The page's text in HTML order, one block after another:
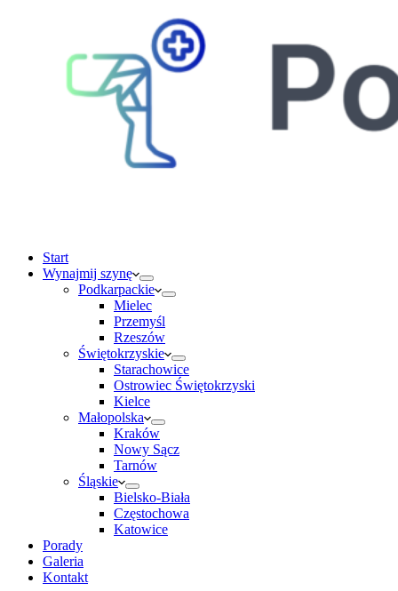
Start
Wynajmij szynę
Podkarpackie
Mielec
Przemyśl
Rzeszów
Świętokrzyskie
Starachowice
Ostrowiec Świętokrzyski
Kielce
Małopolska
Kraków
Nowy Sącz
Tarnów
Śląskie
Bielsko-Biała
Częstochowa
Katowice
Porady
Galeria
Kontakt